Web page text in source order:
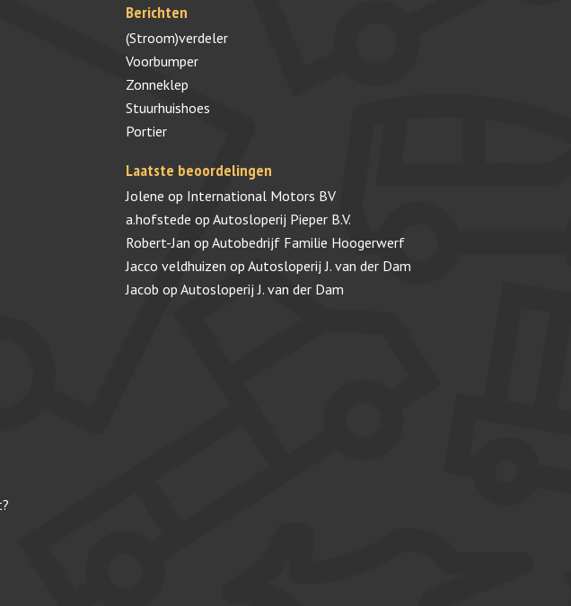
Berichten
(Stroom)verdeler
Voorbumper
Zonneklep
Stuurhuishoes
Portier
Laatste beoordelingen
Jolene op International Motors BV
a.hofstede op Autosloperij Pieper B.V.
Robert-Jan op Autobedrijf Familie Hoogerwerf
Jacco veldhuizen op Autosloperij J. van der Dam
Jacob op Autosloperij J. van der Dam